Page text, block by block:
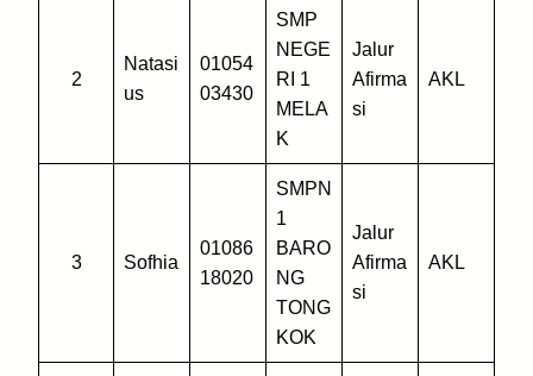
2
Natasi
us
01054
03430
SMP
NEGE
RI 1
MELA
K
Jalur
Afirma
si
AKL
3 Sofhia
01086
18020
SMPN
1
BARO
NG
TONG
KOK
Jalur
Afirma
si
AKL